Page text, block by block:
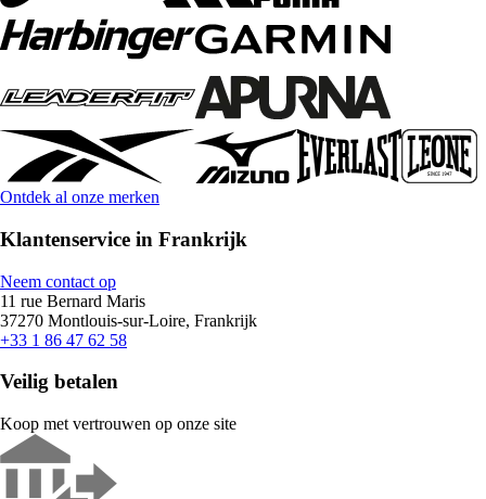
Ontdek al onze merken
Klantenservice in Frankrijk
Neem contact op
11 rue Bernard Maris
37270 Montlouis-sur-Loire, Frankrijk
+33 1 86 47 62 58
Veilig betalen
Koop met vertrouwen op onze site